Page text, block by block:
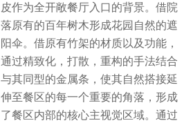
皮作为全开敞餐厅入口的背景。借院
落原有的百年树木形成花园自然的遮
阳伞。借原有竹架的材质以及功能，
通过精致化，打散，重构的手法结合
与其同型的金属条，使其自然搭接延
伸至餐区的每一个重要的角落，形成
了餐区内部的核心主视觉区域。通过